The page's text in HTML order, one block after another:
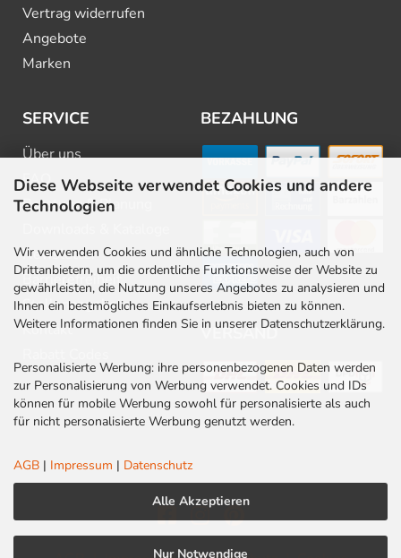
Diese Webseite verwendet Cookies und andere
Technologien
Wir verwenden Cookies und ähnliche Technologien, auch von
Drittanbietern, um die ordentliche Funktionsweise der Website zu
gewährleisten, die Nutzung unseres Angebotes zu analysieren und
Ihnen ein bestmögliches Einkaufserlebnis bieten zu können.
Weitere Informationen finden Sie in unserer Datenschutzerklärung.
Personalisierte Werbung: ihre personenbezogenen Daten werden
zur Personalisierung von Werbung verwendet. Cookies und IDs
können für mobile Werbung sowohl für personalisierte als auch
für nicht personalisierte Werbung genutzt werden.
AGB | Impressum | Datenschutz
Alle Akzeptieren
Nur Notwendige
Vertrag widerrufen
Angebote
Marken
SERVICE
Über uns
FAQ
Beratung & Planung
Newsletter
Barrierefreiheit
Stellenangebote
Kontakt
BEZAHLUNG
VERSAND